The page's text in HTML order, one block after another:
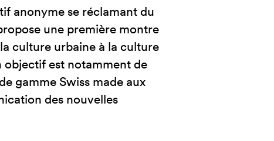
anonyme se réclamant du
une première montre
culture urbaine à la culture
objectif est notamment de
gamme Swiss made aux
des nouvelles